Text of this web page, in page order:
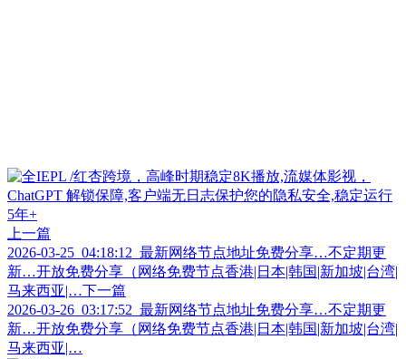
上一篇
2026-03-25_04:18:12_最新网络节点地址免费分享…不定期更
新…开放免费分享（网络免费节点香港|日本|韩国|新加坡|台湾|
马来西亚|… 下一篇
2026-03-26_03:17:52_最新网络节点地址免费分享…不定期更
新…开放免费分享（网络免费节点香港|日本|韩国|新加坡|台湾|
马来西亚|…